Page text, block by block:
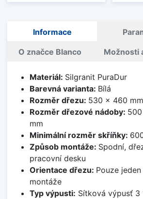
Informace
O značce Blanco Možnosti
Materiál: Silgranit PuraDur
Barevná varianta: Bílá
Rozměr dřezu: 530 x 460 mm
Rozměr dřezové nádoby:
mm
Minimální rozměr skříňky:
Způsob montáže: Spodní,
pracovní desku
Orientace dřezu: Pouze
montáže
Typ výpusti: Sítková výpusť 3